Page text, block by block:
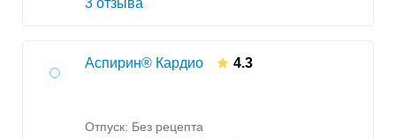
3 отзыва
Аспирин® Кардио 4.3
Отпуск: Без рецепта